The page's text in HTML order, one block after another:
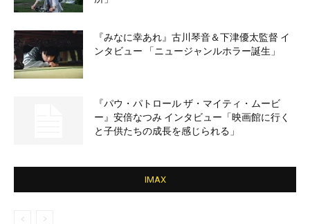
『みなに幸あれ』古川琴音＆下津優太監督 イ
ンタビュー 「ニュージャンルホラー誕生」
『パウ・パトロール ザ・マイティ・ムービ
ー』安倍なつみ インタビュー「映画館に行く
と子供たちの成長を感じられる」
IMAX